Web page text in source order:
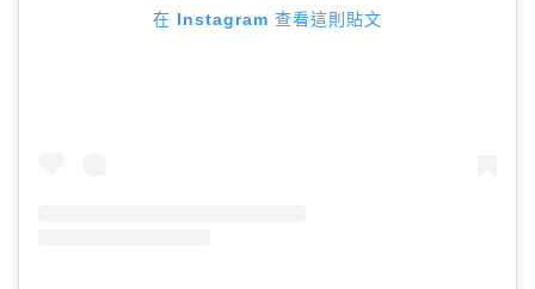
在 Instagram 查看這則貼文